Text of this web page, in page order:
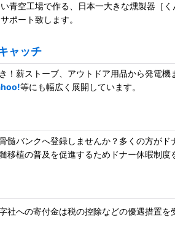
青空工場で作る、日本一大きな燻製器［
ポート致します。
ャッチ
！薪ストーブ、アウトドア用品から発電機
等にも幅広く展開しています。
髄バンクへ登録しませんか？多くの方がド
移植の普及を促進するためドナー休暇制度
社への寄付金は税の控除などの優遇措置を